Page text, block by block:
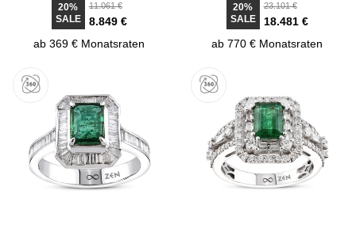
20%
SALE
11.061 €
8.849 €
ab 369 € Monatsraten
20%
SALE
23.101 €
18.481 €
ab 770 € Monatsraten